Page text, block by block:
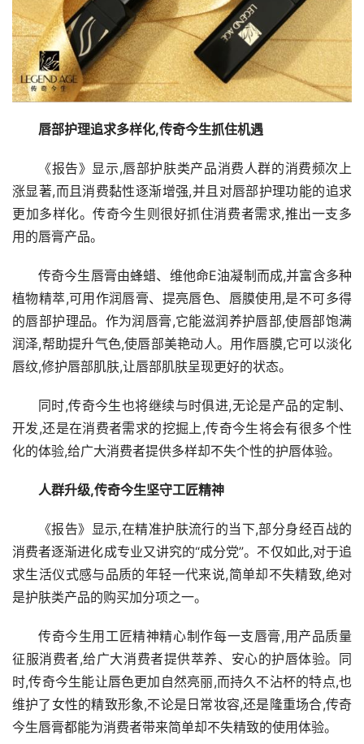
唇部护理追求多样化,传奇今生抓住机遇
《报告》显示,唇部护肤类产品消费人群的消费频次上
涨显著,而且消费黏性逐渐增强,并且对唇部护理功能的追求
更加多样化。传奇今生则很好抓住消费者需求,推出一支多
用的唇膏产品。
传奇今生唇膏由蜂蜡、维他命E油凝制而成,并富含多种
植物精萃,可用作润唇膏、提亮唇色、唇膜使用,是不可多得
的唇部护理品。作为润唇膏,它能滋润养护唇部,使唇部饱满
润泽,帮助提升气色,使唇部美艳动人。用作唇膜,它可以淡化
唇纹,修护唇部肌肤,让唇部肌肤呈现更好的状态。
同时,传奇今生也将继续与时俱进,无论是产品的定制、
开发,还是在消费者需求的挖掘上,传奇今生将会有很多个性
化的体验,给广大消费者提供多样却不失个性的护唇体验。
人群升级,传奇今生坚守工匠精神
《报告》显示,在精准护肤流行的当下,部分身经百战的
消费者逐渐进化成专业又讲究的“成分党”。不仅如此,对于追
求生活仪式感与品质的年轻一代来说,简单却不失精致,绝对
是护肤类产品的购买加分项之一。
传奇今生用工匠精神精心制作每一支唇膏,用产品质量
征服消费者,给广大消费者提供萃养、安心的护唇体验。同
时,传奇今生能让唇色更加自然亮丽,而持久不沾杯的特点,也
维护了女性的精致形象,不论是日常妆容,还是隆重场合,传奇
今生唇膏都能为消费者带来简单却不失精致的使用体验。